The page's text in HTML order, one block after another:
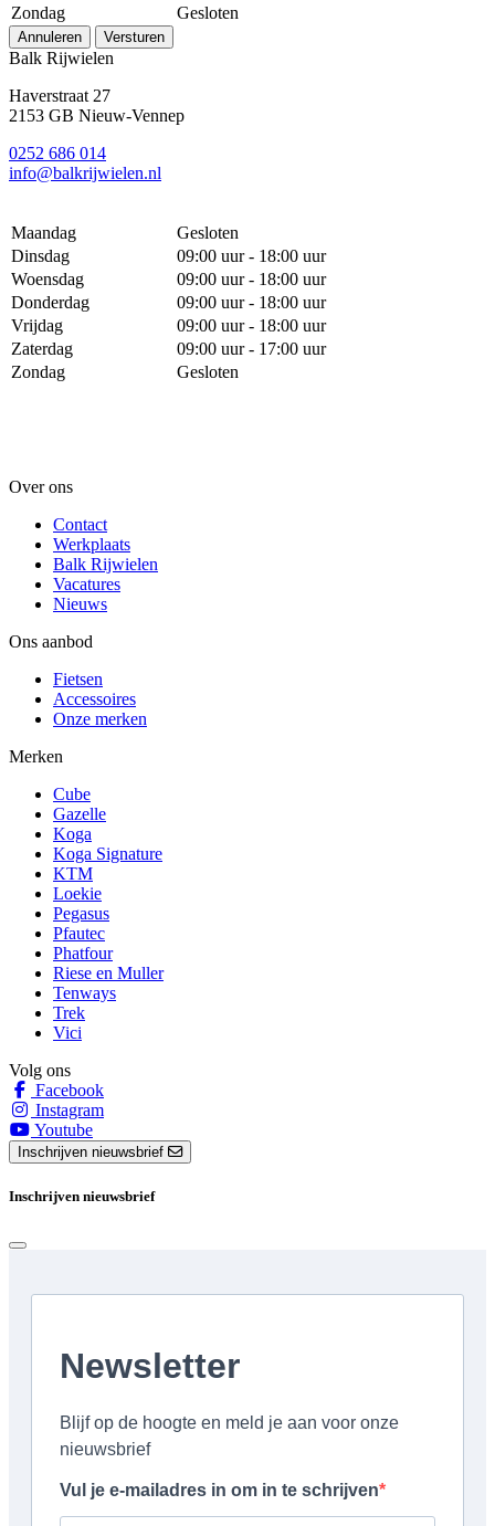
Zondag
Gesloten
Annuleren Versturen
Balk Rijwielen
Haverstraat 27
2153 GB Nieuw-Vennep
0252 686 014
info@balkrijwielen.nl
Maandag
Gesloten
Dinsdag
09:00 uur - 18:00 uur
Woensdag
09:00 uur - 18:00 uur
Donderdag
09:00 uur - 18:00 uur
Vrijdag
09:00 uur - 18:00 uur
Zaterdag
09:00 uur - 17:00 uur
Zondag
Gesloten
Over ons
Contact
Werkplaats
Balk Rijwielen
Vacatures
Nieuws
Ons aanbod
Fietsen
Accessoires
Onze merken
Merken
Cube
Gazelle
Koga
Koga Signature
KTM
Loekie
Pegasus
Pfautec
Phatfour
Riese en Muller
Tenways
Trek
Vici
Volg ons
Facebook
Instagram
Youtube
Inschrijven nieuwsbrief
Inschrijven nieuwsbrief